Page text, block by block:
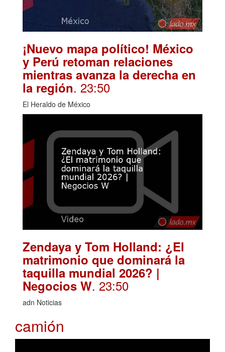
¡Nuevo mapa político! México
y Perú retoman relaciones
mientras avanza la derecha en
la región. 23:50
El Heraldo de México
Zendaya y Tom Holland: ¿El
matrimonio que dominará la
taquilla mundial 2026? |
Negocios W. 23:50
adn Noticias
camión